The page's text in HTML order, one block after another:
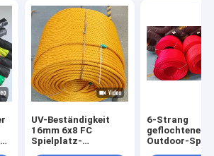
UV-Beständigkeit
16mm 6x8 FC
Spielplatz-
6-Strang
geflochtenes
Outdoor-